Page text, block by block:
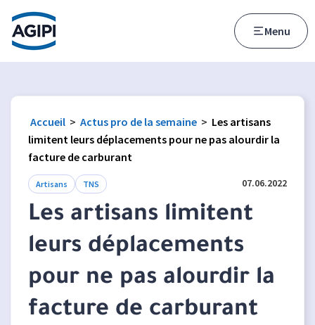
Accès au menu
Accès au contenu principal
Menu
Accueil > Actus pro de la semaine > Les artisans
limitent leurs déplacements pour ne pas alourdir la
facture de carburant
Artisans TNS 07.06.2022
Les artisans limitent
leurs déplacements
pour ne pas alourdir la
facture de carburant